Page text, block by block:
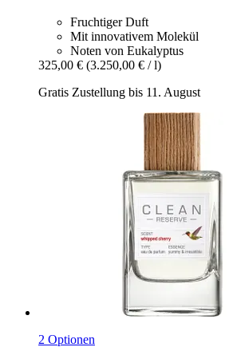
Fruchtiger Duft
Mit innovativem Molekül
Noten von Eukalyptus
325,00 € (3.250,00 € / l)
Gratis Zustellung bis 11. August
2 Optionen